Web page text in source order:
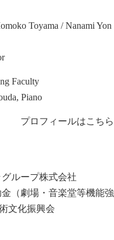
Toyama / Nanami Yon
Faculty
Piano
プロフィールはこちら
ループ株式会社
（劇場・音楽堂等機能強
文化振興会